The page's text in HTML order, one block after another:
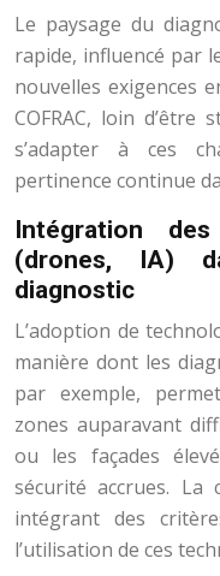
Le paysage du
rapide, influencé par
nouvelles exigences
COFRAC, loin
s’adapter à ces
pertinence continue
Intégration
(drones, IA)
diagnostic
L’adoption de
manière dont les
par exemple,
zones auparavant
ou les façades
sécurité accrues. La
intégrant des
l’utilisation de ces